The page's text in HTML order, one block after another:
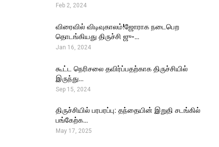
Feb 2, 2024
விரைவில் விடிவுகாலம்!ஜோராக நடைபெற
தொடங்கியது திருச்சி ஜு-…
Jan 16, 2024
கூட்ட நெரிசலை தவிர்ப்பதற்காக திருச்சியில்
இருந்து…
Sep 15, 2024
திருச்சியில் பரபரப்பு: தந்தையின் இறுதி சடங்கில்
பங்கேற்க…
May 17, 2025